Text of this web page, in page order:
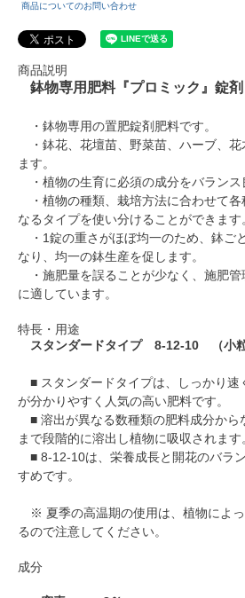
商品についてのお問い合わせ
商品説明
鉢物専用肥料『プロミック』錠剤
・鉢物専用の置肥錠剤肥料です。
・鉢花、花壇苗、野菜苗、ハーブ、花
ます。
・植物の生育に必須の成分をバランス
・植物の種類、栽培方法に合わせて各
なるタイプを使い分けることができます
・1錠の重さがほぼ均一のため、鉢ご
なり、均一の鉢生産を促します。
・施肥量を誤ることが少なく、施肥管
に適しています。
特長・用途
スタンダードタイプ 8-12-10 （小粒
■ スタンダードタイプは、しっかり速
が分かりやすく人気の高い肥料です。
■ 溶出が異なる数種類の肥料成分から
まで段階的に溶出し植物に吸収されます
■ 8-12-10は、栄養成長と開花のバラ
すめです。
※ 夏季の高温期の使用は、植物によ
るので注意してください。
成分